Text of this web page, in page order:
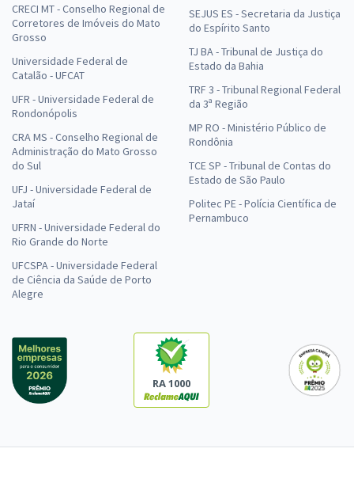
CRECI MT - Conselho Regional de
Corretores de Imóveis do Mato
Grosso
Universidade Federal de
Catalão - UFCAT
UFR - Universidade Federal de
Rondonópolis
CRA MS - Conselho Regional de
Administração do Mato Grosso
do Sul
UFJ - Universidade Federal de
Jataí
UFRN - Universidade Federal do
Rio Grande do Norte
UFCSPA - Universidade Federal
de Ciência da Saúde de Porto
Alegre
SEJUS ES - Secretaria da Justiça
do Espírito Santo
TJ BA - Tribunal de Justiça do
Estado da Bahia
TRF 3 - Tribunal Regional Federal
da 3ª Região
MP RO - Ministério Público de
Rondônia
TCE SP - Tribunal de Contas do
Estado de São Paulo
Politec PE - Polícia Científica de
Pernambuco
RA 1000